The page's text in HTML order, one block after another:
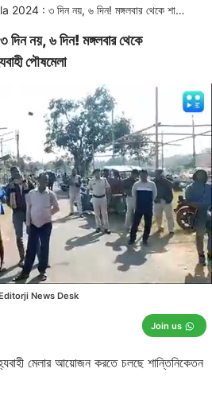
Poush Mela 2024 : ৩ দিন নয়, ৬ দিন! মঙ্গলবার থেকে শান্তিনিকেতনে শুরু হচ্ছে ঐতিহ্যবাহী পৌষমেলা
৬ দিন! মঙ্গলবার থেকে
পৌষমেলা
মেলার আয়োজন করতে চলছে শান্তিনিকেতন
News Desk
Join us
/